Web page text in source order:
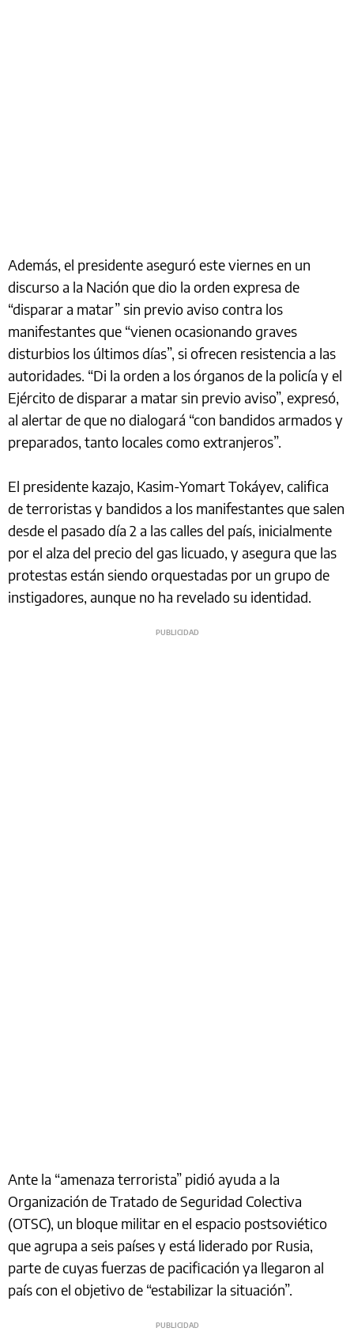
Además, el presidente aseguró este viernes en un
discurso a la Nación que dio la orden expresa de
“disparar a matar” sin previo aviso contra los
manifestantes que “vienen ocasionando graves
disturbios los últimos días”, si ofrecen resistencia a las
autoridades. “Di la orden a los órganos de la policía y el
Ejército de disparar a matar sin previo aviso”, expresó,
al alertar de que no dialogará “con bandidos armados y
preparados, tanto locales como extranjeros”.
El presidente kazajo, Kasim-Yomart Tokáyev, califica
de terroristas y bandidos a los manifestantes que salen
desde el pasado día 2 a las calles del país, inicialmente
por el alza del precio del gas licuado, y asegura que las
protestas están siendo orquestadas por un grupo de
instigadores, aunque no ha revelado su identidad.
Ante la “amenaza terrorista” pidió ayuda a la
Organización de Tratado de Seguridad Colectiva
(OTSC), un bloque militar en el espacio postsoviético
que agrupa a seis países y está liderado por Rusia,
parte de cuyas fuerzas de pacificación ya llegaron al
país con el objetivo de “estabilizar la situación”.